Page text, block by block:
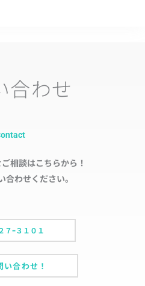
合わせ
相談はこちらから！
合わせください。
７ｰ３１０１
合わせ！